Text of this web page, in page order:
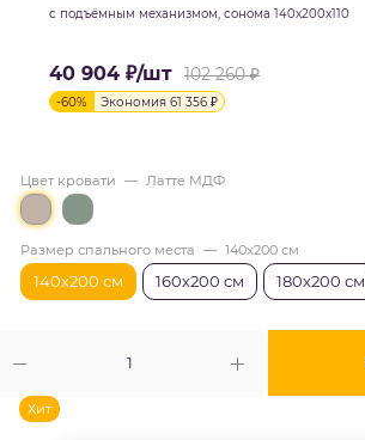
с подъёмным механизмом, сонома 140х200х110
40 904 ₽/шт 102 260₽
-60% Экономия 61 356 ₽
Цвет кровати — Латте МДФ
Размер спального места — 140х200 см
140х200 см 160х200 см 180х200 см
Хит